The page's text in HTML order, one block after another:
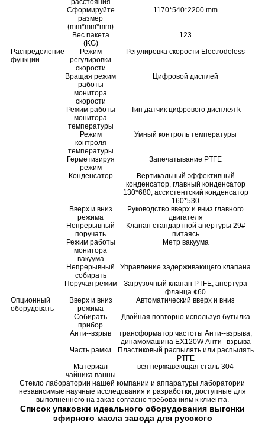
расстояния
Сформируйте
размер
(mm*mm*mm)
1170*540*2200 mm
Вес пакета
(KG)
123
Распределение
функции
Режим
регулировки
скорости
Регулировка скорости Electrodeless
Вращая режим
работы
монитора
скорости
Цифровой дисплей
Режим работы
монитора
температуры
Тип датчик цифрового дисплея k
Режим
контроля
температуры
Умный контроль температуры
Герметизируя
режим
Запечатывание PTFE
Конденсатор
Вертикальный эффективный
конденсатор, главный конденсатор
130*680, ассистентский конденсатор
160*530
Вверх и вниз
режима
Руководство вверх и вниз главного
двигателя
Непрерывный
поручать
Клапан стандартной апертуры 29#
питаясь
Режим работы
монитора
вакуума
Метр вакуума
Непрерывный
собирать
Управление задерживающего клапана
Поручая режим
Загрузочный клапан PTFE, апертура
фланца ¢60
Опционный
оборудовать
Вверх и вниз
режима
Автоматический вверх и вниз
Собирать
прибор
Двойная повторно используя бутылка
Анти--взрыв
трансформатор частоты Анти--взрыва,
динамомашина EX120W Анти--взрыва
Часть рамки
Пластиковый распылять или распылять
PTFE
Материал
чайника ванны
вся нержавеющая сталь 304
Стекло лаборатории нашей компании и аппаратуры лаборатории
независимые научные исследования и разработки, доступные для
выполненного на заказ согласно требованиям к клиента.
Список упаковки идеального оборудования выгонки
эфирного масла завода для русского